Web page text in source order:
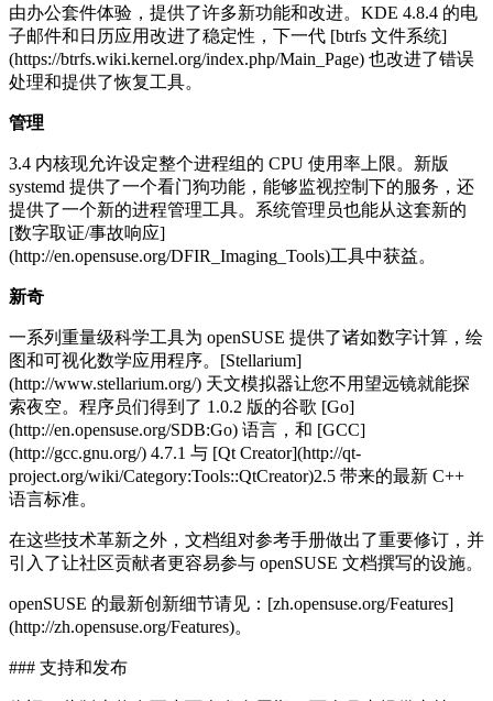
由办公套件体验，提供了许多新功能和改进。KDE 4.8.4 的电
子邮件和日历应用改进了稳定性，下一代 [btrfs 文件系统]
(https://btrfs.wiki.kernel.org/index.php/Main_Page) 也改进了错误
处理和提供了恢复工具。
管理
3.4 内核现允许设定整个进程组的 CPU 使用率上限。新版
systemd 提供了一个看门狗功能，能够监视控制下的服务，还
提供了一个新的进程管理工具。系统管理员也能从这套新的
[数字取证/事故响应]
(http://en.opensuse.org/DFIR_Imaging_Tools)工具中获益。
新奇
一系列重量级科学工具为 openSUSE 提供了诸如数字计算，绘
图和可视化数学应用程序。[Stellarium]
(http://www.stellarium.org/) 天文模拟器让您不用望远镜就能探
索夜空。程序员们得到了 1.0.2 版的谷歌 [Go]
(http://en.opensuse.org/SDB:Go) 语言，和 [GCC]
(http://gcc.gnu.org/) 4.7.1 与 [Qt Creator](http://qt-
project.org/wiki/Category:Tools::QtCreator)2.5 带来的最新 C++
语言标准。
在这些技术革新之外，文档组对参考手册做出了重要修订，并
引入了让社区贡献者更容易参与 openSUSE 文档撰写的设施。
openSUSE 的最新创新细节请见：[zh.opensuse.org/Features]
(http://zh.opensuse.org/Features)。
### 支持和发布